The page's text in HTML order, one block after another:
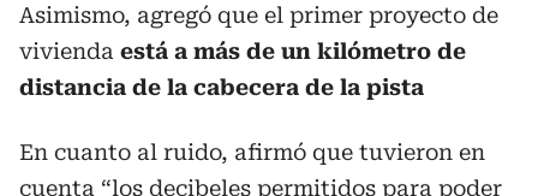
Asimismo, agregó que el primer proyecto de
vivienda está a más de un kilómetro de
distancia de la cabecera de la pista
En cuanto al ruido, afirmó que tuvieron en
cuenta “los decibeles permitidos para poder